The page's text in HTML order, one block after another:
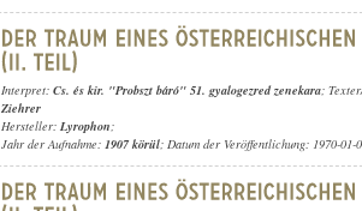
Interpret: Cs. és kir. "Probszt báró" 51. gyalogezred zenekara;
Ziehrer
Hersteller: Lyrophon;
Jahr der Aufnahme: 1907 körül; Datum der Veröffentlichung: 1970-01-